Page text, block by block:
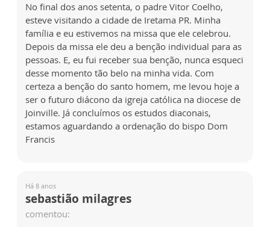
No final dos anos setenta, o padre Vitor Coelho,
esteve visitando a cidade de Iretama PR. Minha
família e eu estivemos na missa que ele celebrou.
Depois da missa ele deu a benção individual para as
pessoas. E, eu fui receber sua benção, nunca esqueci
desse momento tão belo na minha vida. Com
certeza a benção do santo homem, me levou hoje a
ser o futuro diácono da igreja católica na diocese de
Joinville. Já concluímos os estudos diaconais,
estamos aguardando a ordenação do bispo Dom
Francis
Há 8 anos
sebastião milagres
comentou: